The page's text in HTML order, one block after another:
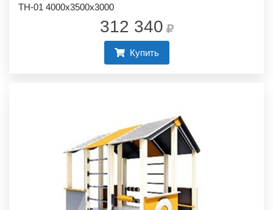
ТН-01 4000х3500х3000
312 340
Купить